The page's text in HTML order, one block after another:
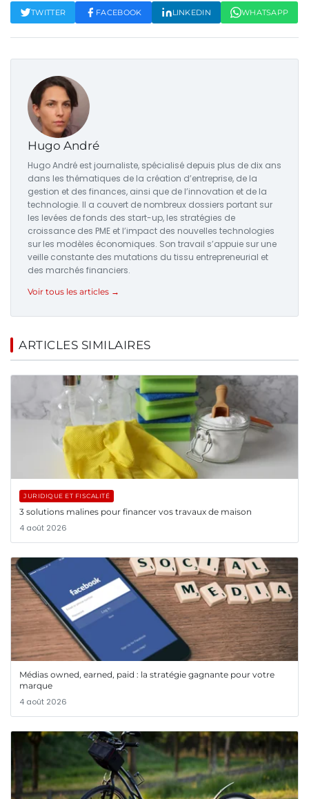
TWITTER FACEBOOK LINKEDIN WHATSAPP
Hugo André
Hugo André est journaliste, spécialisé depuis plus de dix ans
dans les thématiques de la création d’entreprise, de la
gestion et des finances, ainsi que de l’innovation et de la
technologie. Il a couvert de nombreux dossiers portant sur
les levées de fonds des start-up, les stratégies de
croissance des PME et l’impact des nouvelles technologies
sur les modèles économiques. Son travail s’appuie sur une
veille constante des mutations du tissu entrepreneurial et
des marchés financiers.
Voir tous les articles →
ARTICLES SIMILAIRES
JURIDIQUE ET FISCALITÉ
3 solutions malines pour financer vos travaux de maison
4 août 2026
Médias owned, earned, paid : la stratégie gagnante pour votre
marque
4 août 2026